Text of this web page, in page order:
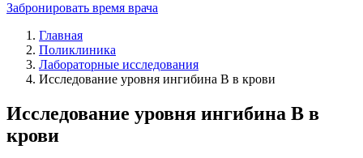
Забронировать время врача
Главная
Поликлиника
Лабораторные исследования
Исследование уровня ингибина B в крови
Исследование уровня ингибина B в
крови